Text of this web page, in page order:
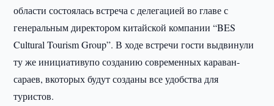
области состоялась встреча с делегацией во главе с
генеральным директором китайской компании “BES
Cultural Tourism Group”. В ходе встречи гости выдвинули
ту же инициативупо созданию современных караван-
сараев, вкоторых будут созданы все удобства для
туристов.